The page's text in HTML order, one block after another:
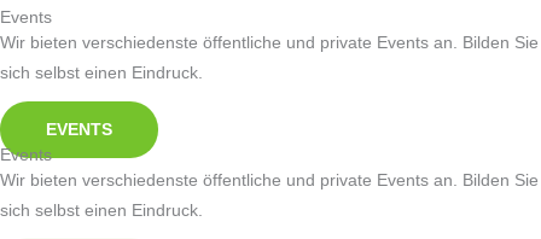
Events
Wir bieten verschiedenste öffentliche und private Events an. Bilden Sie
sich selbst einen Eindruck.
EVENTS
Events
Wir bieten verschiedenste öffentliche und private Events an. Bilden Sie
sich selbst einen Eindruck.